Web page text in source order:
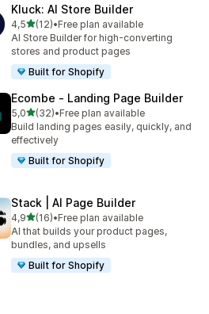
Kluck: AI Store Builder
4,5av 5 stjerner
(12)
Totalt 12 omtaler
•Free plan available
AI Store Builder for high-converting
stores and product pages
Built for Shopify
Ecombe ‑ Landing Page Builder
5,0av 5 stjerner
(32)
Totalt 32 omtaler
•Free plan available
Build landing pages easily, quickly, and
effectively
Built for Shopify
Stack | AI Page Builder
4,9av 5 stjerner
(16)
Totalt 16 omtaler
•Free plan available
AI that builds your product pages,
bundles, and upsells
Built for Shopify